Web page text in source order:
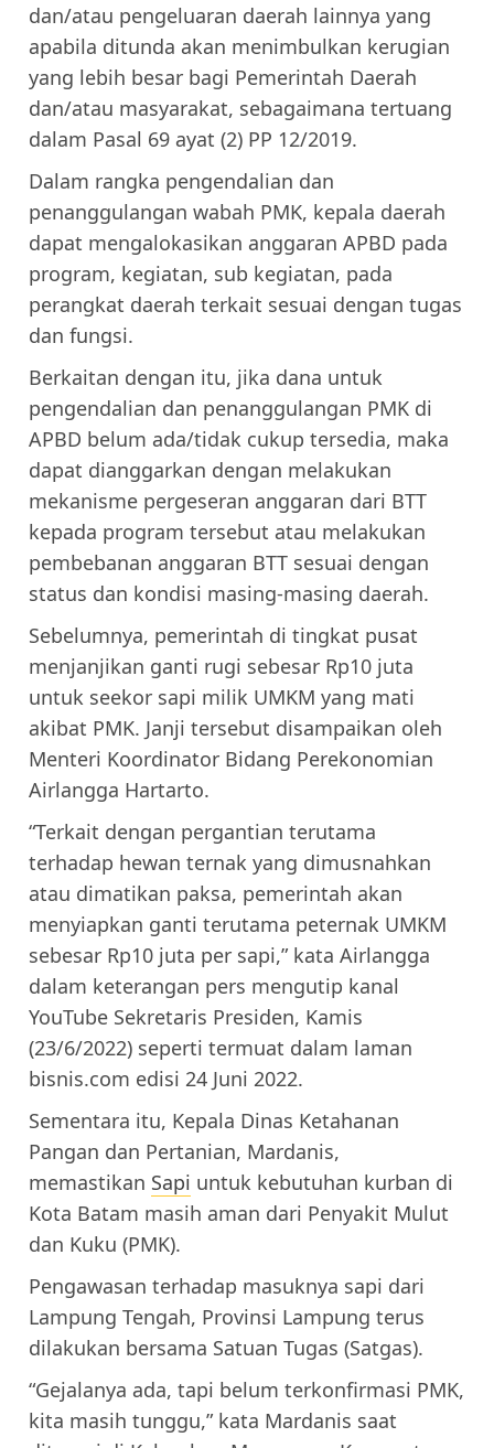
dan/atau pengeluaran daerah lainnya yang
apabila ditunda akan menimbulkan kerugian
yang lebih besar bagi Pemerintah Daerah
dan/atau masyarakat, sebagaimana tertuang
dalam Pasal 69 ayat (2) PP 12/2019.
Dalam rangka pengendalian dan
penanggulangan wabah PMK, kepala daerah
dapat mengalokasikan anggaran APBD pada
program, kegiatan, sub kegiatan, pada
perangkat daerah terkait sesuai dengan tugas
dan fungsi.
Berkaitan dengan itu, jika dana untuk
pengendalian dan penanggulangan PMK di
APBD belum ada/tidak cukup tersedia, maka
dapat dianggarkan dengan melakukan
mekanisme pergeseran anggaran dari BTT
kepada program tersebut atau melakukan
pembebanan anggaran BTT sesuai dengan
status dan kondisi masing-masing daerah.
Sebelumnya, pemerintah di tingkat pusat
menjanjikan ganti rugi sebesar Rp10 juta
untuk seekor sapi milik UMKM yang mati
akibat PMK. Janji tersebut disampaikan oleh
Menteri Koordinator Bidang Perekonomian
Airlangga Hartarto.
“Terkait dengan pergantian terutama
terhadap hewan ternak yang dimusnahkan
atau dimatikan paksa, pemerintah akan
menyiapkan ganti terutama peternak UMKM
sebesar Rp10 juta per sapi,” kata Airlangga
dalam keterangan pers mengutip kanal
YouTube Sekretaris Presiden, Kamis
(23/6/2022) seperti termuat dalam laman
bisnis.com edisi 24 Juni 2022.
Sementara itu, Kepala Dinas Ketahanan
Pangan dan Pertanian, Mardanis,
memastikan Sapi untuk kebutuhan kurban di
Kota Batam masih aman dari Penyakit Mulut
dan Kuku (PMK).
Pengawasan terhadap masuknya sapi dari
Lampung Tengah, Provinsi Lampung terus
dilakukan bersama Satuan Tugas (Satgas).
“Gejalanya ada, tapi belum terkonfirmasi PMK,
kita masih tunggu,” kata Mardanis saat